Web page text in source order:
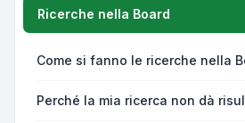
Ricerche nella Board
Come si fanno le ricerche nella
Perché la mia ricerca non dà